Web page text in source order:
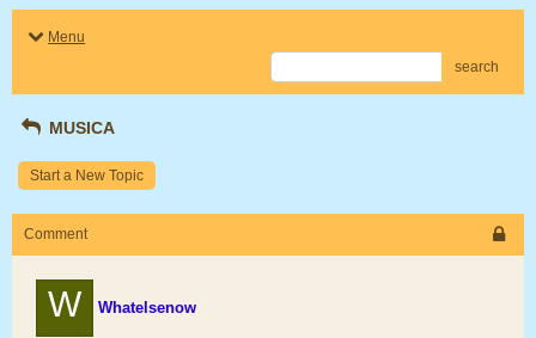
Menu
search
MUSICA
Start a New Topic
Comment
W Whatelsenow